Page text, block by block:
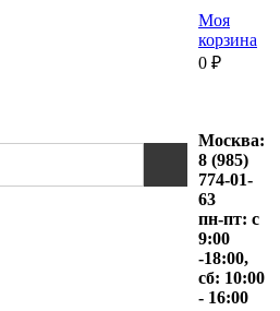
Моя
корзина
0 ₽
Москва:
8 (985)
774-01-
63
пн-пт: с
9:00
-18:00,
сб: 10:00
- 16:00